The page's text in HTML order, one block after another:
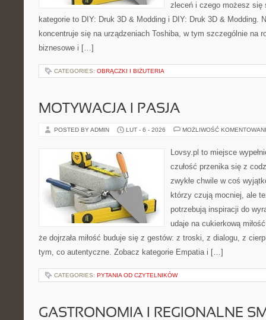
zleceń i czego możesz się
kategorie to DIY: Druk 3D & Modding i DIY: Druk 3D & Modding.
koncentruje się na urządzeniach Toshiba, w tym szczególnie na
biznesowe i […]
CATEGORIES: OBRĄCZKI I BIŻUTERIA
MOTYWACJA I PASJA
POSTED BY ADMIN LUT - 6 - 2026 MOŻLIWOŚĆ
Lovsy.pl to miejsce
czułość przenika się z
zwykłe chwile w coś
którzy czują mocniej, ale
potrzebują inspiracji do
udaje na cukierkową
że dojrzała miłość buduje się z gestów: z troski, z dialogu, z
tym, co autentyczne. Zobacz kategorie Empatia i […]
CATEGORIES: PYTANIA OD CZYTELNIKÓW
GASTRONOMIA I REGIONALNE